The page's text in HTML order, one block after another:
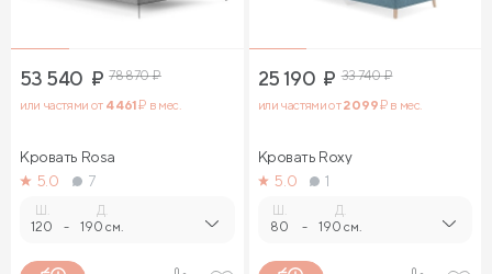
53 540 ₽ 78 870₽
или частями от 4 461₽ в мес.
Кровать Rosa
5.0
7
120 -
Д.
190 см.
25 190 ₽ 33 740₽
или частями от2 099₽ в мес.
Кровать Roxy
5.0
1
80 -
Д.
190 см.